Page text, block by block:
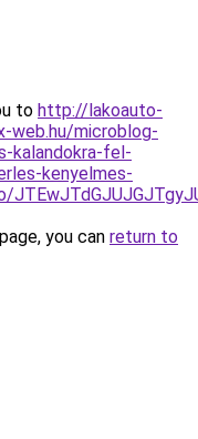
to http://lakoauto-
web.hu/microblog-
kalandokra-fel-
kenyelmes-
you can return to